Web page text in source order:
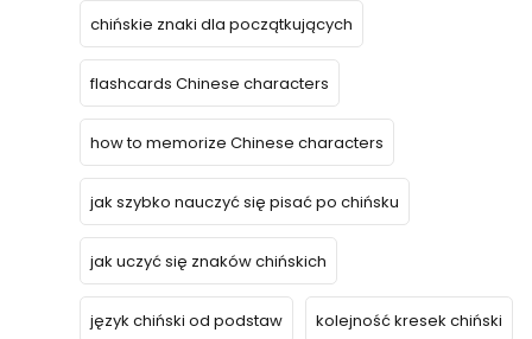
chińskie znaki dla początkujących
flashcards Chinese characters
how to memorize Chinese characters
jak szybko nauczyć się pisać po chińsku
jak uczyć się znaków chińskich
język chiński od podstaw kolejność kresek chiński